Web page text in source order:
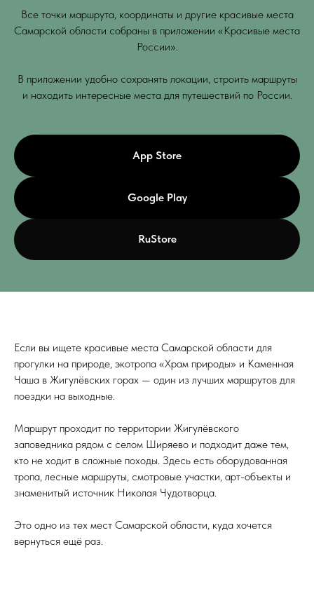
Все точки маршрута, координаты и другие красивые места
Самарской области собраны в приложении «Красивые места
России».
В приложении удобно сохранять локации, строить маршруты
и находить интересные места для путешествий по России.
App Store
Google Play
RuStore
Если вы ищете красивые места Самарской области для
прогулки на природе, экотропа «Храм природы» и Каменная
Чаша в Жигулёвских горах — один из лучших маршрутов для
поездки на выходные.
Маршрут проходит по территории Жигулёвского
заповедника рядом с селом Ширяево и подходит даже тем,
кто не ходит в сложные походы. Здесь есть оборудованная
тропа, лесные маршруты, смотровые участки, арт-объекты и
знаменитый источник Николая Чудотворца.
Это одно из тех мест Самарской области, куда хочется
вернуться ещё раз.